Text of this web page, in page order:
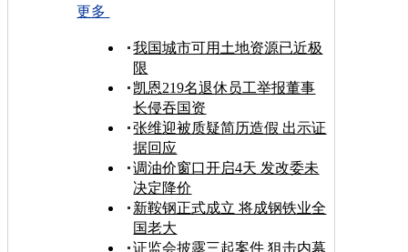
更多
我国城市可用土地资源已近极
限
凯恩219名退休员工举报董事
长侵吞国资
张维迎被质疑简历造假 出示证
据回应
调油价窗口开启4天 发改委未
决定降价
新鞍钢正式成立 将成钢铁业全
国老大
证监会披露三起案件 狙击内幕